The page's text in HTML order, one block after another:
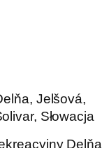
Jelšová,
Słowacja
Delňa